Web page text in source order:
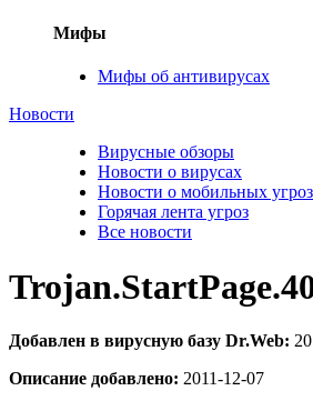
Мифы
Мифы об антивирусах
Новости
Вирусные обзоры
Новости о вирусах
Новости о мобильных
Горячая лента угроз
Все новости
Добавлен в вирусную базу Dr.Web:
Описание добавлено: 2011-12-07